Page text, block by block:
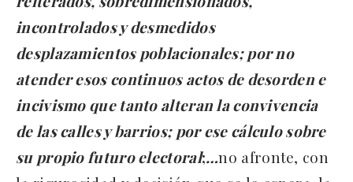
incontrolados y desmedidos
desplazamientos poblacionales; por no
atender esos continuos actos de desorden e
incivismo que tanto alteran la convivencia
de las calles y barrios; por ese cálculo sobre
su propio futuro electoral;…no afronte, con